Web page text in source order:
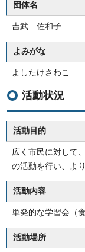
団体名
吉武 佐和子
よみがな
よしたけさわこ
活動状況
活動目的
広く市民に対して
の活動を行い、よ
活動内容
単発的な学習会（
活動場所